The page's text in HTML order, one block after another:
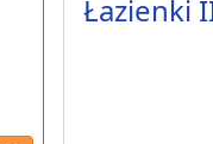
Łazienki